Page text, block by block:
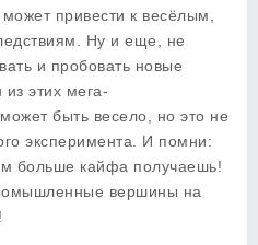
привести к весёлым,
Ну и еще, не
и пробовать новые
из этих мега-
быть весело, но это не
эксперимента. И помни:
больше кайфа получаешь!
вершины на